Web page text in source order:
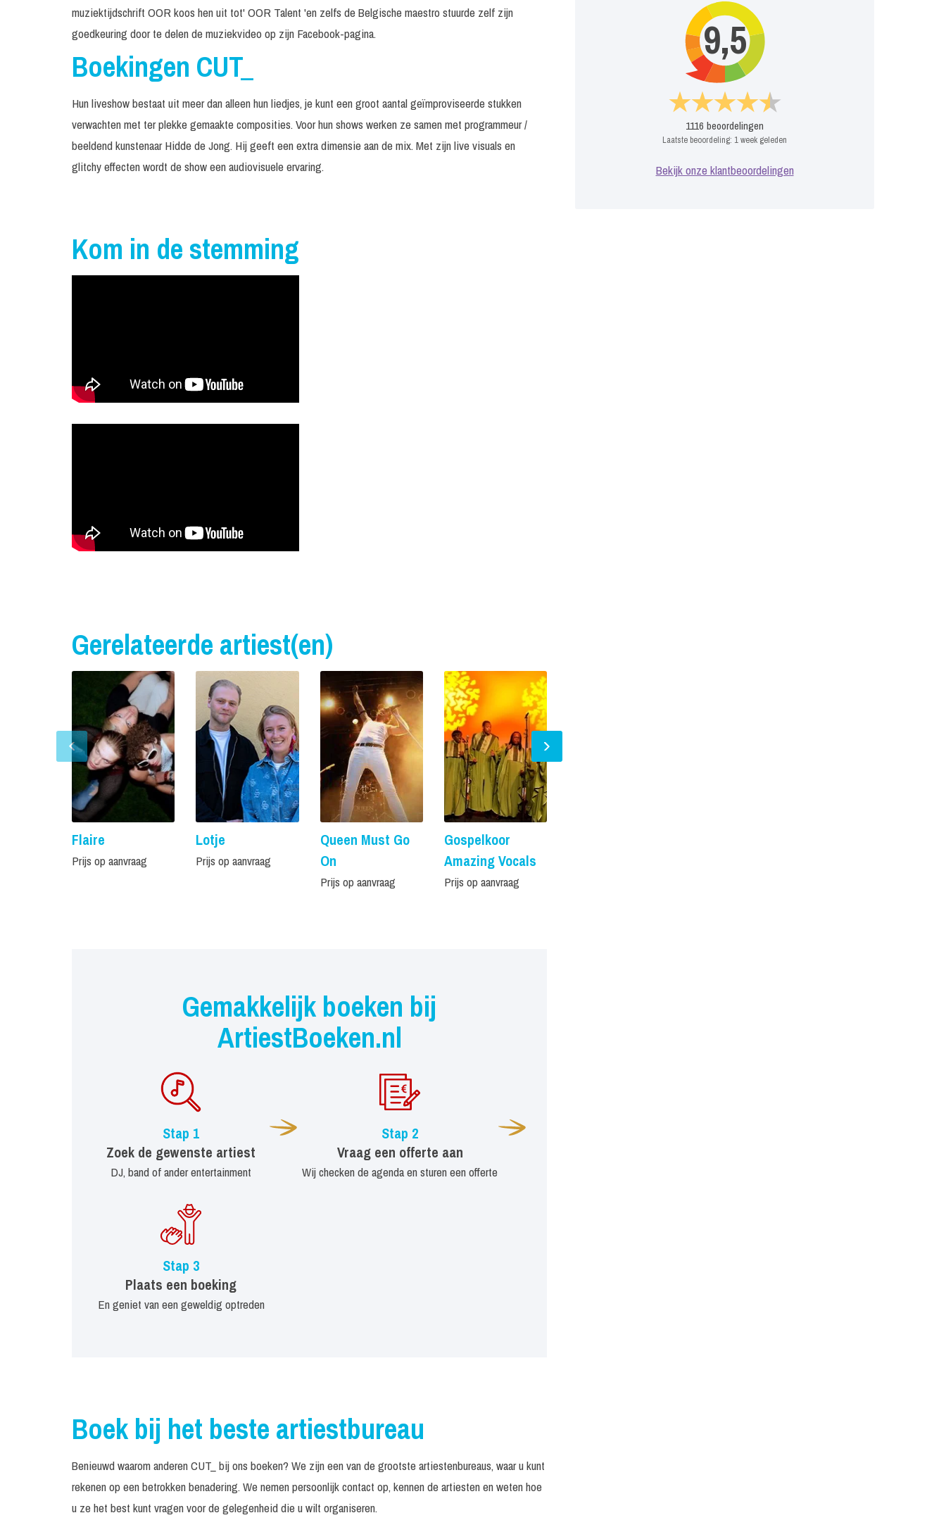
muziektijdschrift OOR koos hen uit tot' OOR Talent 'en zelfs de Belgische maestro stuurde zelf zijn
goedkeuring door te delen de muziekvideo op zijn Facebook-pagina.
Boekingen CUT_
Hun liveshow bestaat uit meer dan alleen hun liedjes, je kunt een groot aantal geïmproviseerde stukken
verwachten met ter plekke gemaakte composities. Voor hun shows werken ze samen met programmeur /
beeldend kunstenaar Hidde de Jong. Hij geeft een extra dimensie aan de mix. Met zijn live visuals en
glitchy effecten wordt de show een audiovisuele ervaring.
Kom in de stemming
9,5
1116 beoordelingen
Laatste beoordeling: 1 week geleden
Bekijk onze klantbeoordelingen
Gerelateerde artiest(en)
Flaire
Prijs op aanvraag
Lotje
Prijs op aanvraag
Queen Must Go
On
Prijs op aanvraag
Gospelkoor
Amazing Vocals
Prijs op aanvraag
Gemakkelijk boeken bij
ArtiestBoeken.nl
Stap 1
Zoek de gewenste artiest
DJ, band of ander entertainment
Stap 2
Vraag een offerte aan
Wij checken de agenda en sturen een offerte
Stap 3
Plaats een boeking
En geniet van een geweldig optreden
Boek bij het beste artiestbureau
Benieuwd waarom anderen CUT_ bij ons boeken? We zijn een van de grootste artiestenbureaus, waar u kunt
rekenen op een betrokken benadering. We nemen persoonlijk contact op, kennen de artiesten en weten hoe
u ze het best kunt vragen voor de gelegenheid die u wilt organiseren.